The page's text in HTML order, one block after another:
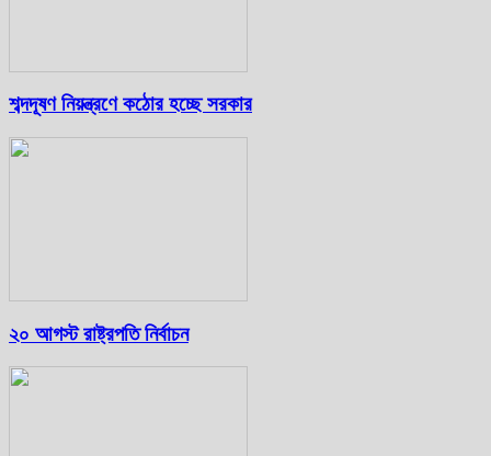
শব্দদূষণ নিয়ন্ত্রণে কঠোর হচ্ছে সরকার
২০ আগস্ট রাষ্ট্রপতি নির্বাচন